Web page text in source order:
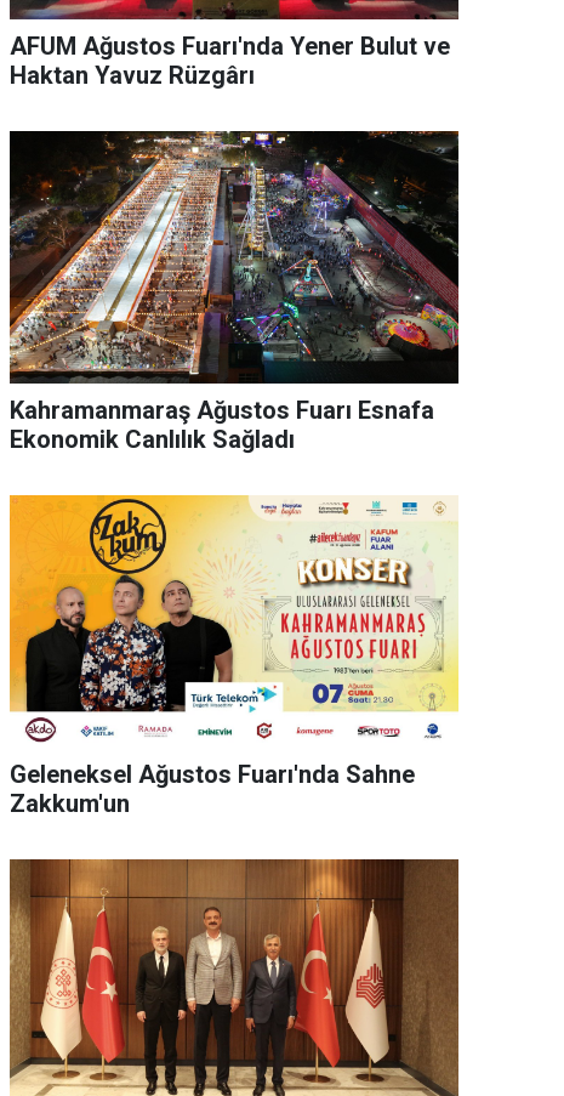
AFUM Ağustos Fuarı'nda Yener Bulut ve
Haktan Yavuz Rüzgârı
Kahramanmaraş Ağustos Fuarı Esnafa
Ekonomik Canlılık Sağladı
Geleneksel Ağustos Fuarı'nda Sahne
Zakkum'un